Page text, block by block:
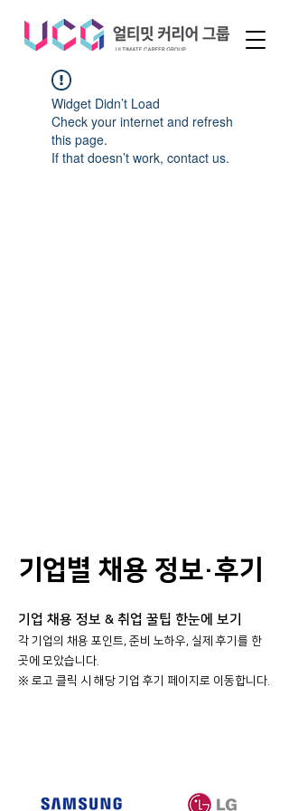
Widget Didn’t Load
Check your internet and refresh
this page.
If that doesn’t work, contact us.
기업별 채용 정보·후기
기업 채용 정보 & 취업 꿀팁 한눈에 보기
각 기업의 채용 포인트, 준비 노하우, 실제 후기를 한
곳에 모았습니다.
​※ 로고 클릭 시 해당 기업 후기 페이지로 이동합니다.